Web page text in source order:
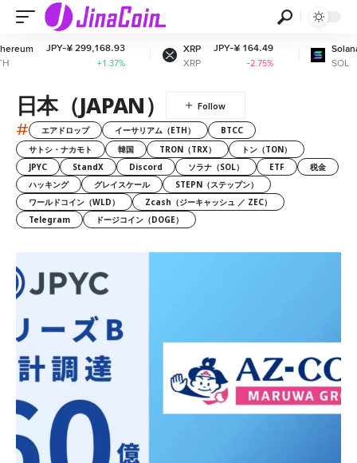
¥ 299,168.93 JPY-¥ 164.49
-2.75%
JPY-¥
日本（JAPAN）
# エアドロップ イーサリアム（ETH）
BTCC
サトシ・ナカモト
韓国 TRON（TRX）
トン（TON）
JPYC
StandX Discord ソラナ（SOL） ETF
税金
ハッキング
グレイスケール
STEPN（ステップン）
ワールドコイン（WLD）
Zcash（ジーキャッシュ ／ ZEC）
Telegram
ドージコイン（DOGE）